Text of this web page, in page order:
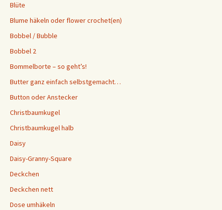
Blüte
Blume häkeln oder flower crochet(en)
Bobbel / Bubble
Bobbel 2
Bommelborte – so geht’s!
Butter ganz einfach selbstgemacht…
Button oder Anstecker
Christbaumkugel
Christbaumkugel halb
Daisy
Daisy-Granny-Square
Deckchen
Deckchen nett
Dose umhäkeln